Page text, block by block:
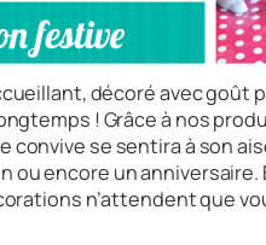
décoré avec goût
! Grâce à nos
convive se sentira à son
ou encore un anniversaire.
n’attendent que